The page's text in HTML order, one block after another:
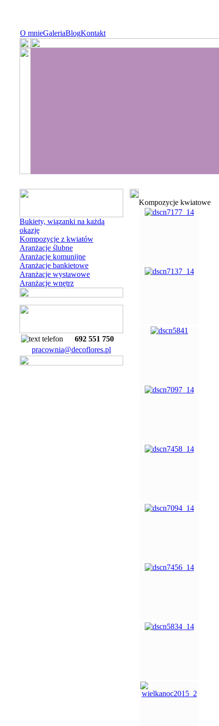
O mnieGaleriaBlogKontakt
Bukiety, wiązanki na każdą
okazję
Kompozycje z kwiatów
Aranżacje ślubne
Aranżacje komunijne
Aranżacje bankietowe
Aranżacje wystawowe
Aranżacje wnętrz
692 551 750
pracownia@decoflores.pl
Kompozycje kwiatowe